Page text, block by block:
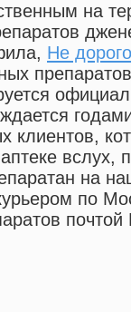
на
, Не
препаратов
клиентов,
вслух,
на
по